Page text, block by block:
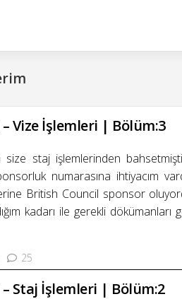
– Vize İşlemleri | Bölüm:3
size staj işlemlerinden
numarasına ihtiyacım
British Council sponsor
kadarı ile gerekli
25
– Staj İşlemleri | Bölüm:2